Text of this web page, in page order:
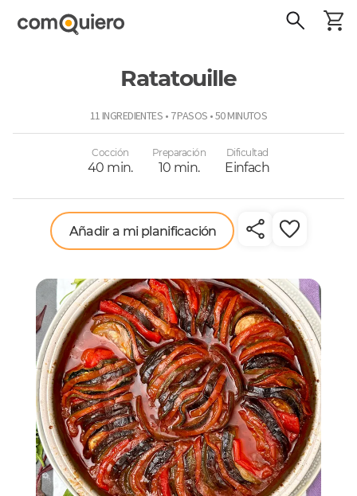
Ratatouille
11 INGREDIENTES • 7 PASOS • 50 MINUTOS
Cocción
40 min.
Preparación
10 min.
Dificultad
Einfach
Añadir a mi planificación